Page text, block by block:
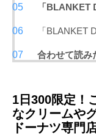
「BLANKET
「BLANKET
合わせて読み
1日300限定！
なクリームや
ドーナツ専門